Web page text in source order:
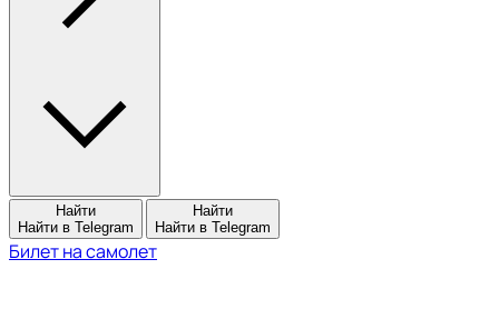
Найти
Найти в Telegram
Найти
Найти в Telegram
Билет на самолет